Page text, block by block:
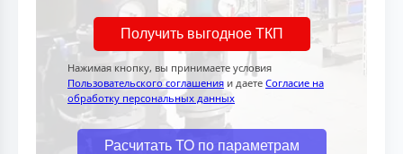
Получить выгодное ТКП
Нажимая кнопку, вы принимаете условия
Пользовательского соглашения и даете Согласие на
обработку персональных данных
Расчитать ТО по параметрам